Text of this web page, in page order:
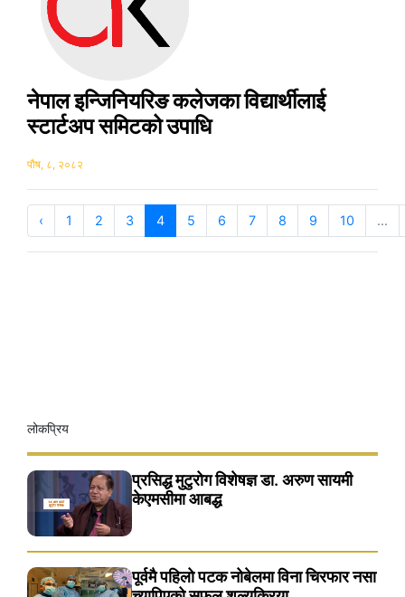
नेपाल इन्जिनियरिङ कलेजका विद्यार्थीलाई
स्टार्टअप समिटको उपाधि
पौष, ८, २०८२
‹ 1 2 3 4 5 6 7 8 9 10 ...
लोकप्रिय
प्रसिद्ध मुटुरोग विशेषज्ञ डा. अरुण सायमी
केएमसीमा आबद्ध
पूर्वमै पहिलो पटक नोबेलमा विना चिरफार नसा